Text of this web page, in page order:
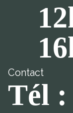
Contact
Tél :